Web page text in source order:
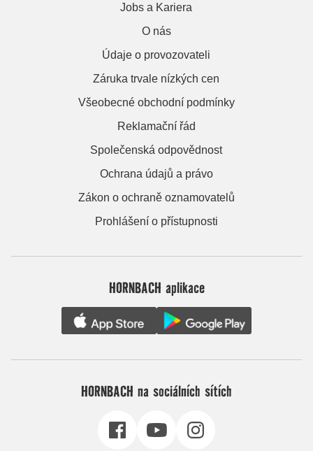
Jobs a Kariera
O nás
Údaje o provozovateli
Záruka trvale nízkých cen
Všeobecné obchodní podmínky
Reklamační řád
Společenská odpovědnost
Ochrana údajů a právo
Zákon o ochraně oznamovatelů
Prohlášení o přístupnosti
HORNBACH aplikace
HORNBACH na sociálních sítích